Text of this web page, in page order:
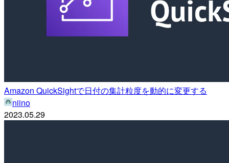
Amazon QuickSightで日付の集計粒度を動的に変更する
niino
2023.05.29